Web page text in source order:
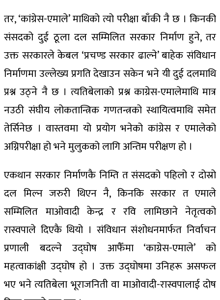
तर, ‘कांग्रेस-एमाले’ माथिको त्यो परीक्षा बाँकी नै छ । किनकी
संसदको दुई ठूला दल सम्मिलित सरकार निर्माण हुने, तर
उक्त सरकारले केबल ‘प्रचण्ड सरकार ढाल्ने’ बाहेक संविधान
निर्माणमा उल्लेख्य प्रगति देखाउन सकेन भने यी दुई दलमाथि
प्रश्न उठ्ने नै छ । त्यतिबेलाको प्रश्न काग्रेस-एमालेमाथि मात्र
नउठी संघीय लोकतान्त्रिक गणतन्त्रको स्थायित्वमाथि समेत
तेर्सिनेछ । वास्तवमा यो प्रयोग भनेको कांग्रेस र एमालेको
अग्निपरीक्षा हो भने मुलुकको लागि अन्तिम परीक्षण हो ।
एकथान सरकार निर्माणकै निम्ति त संसदको पहिलो र दोस्रो
दल मिल्न जरुरी थिएन नै, किनकि सरकार त एमाले
सम्मिलित माओवादी केन्द्र र रवि लामिछाने नेतृत्वको
रास्वपाले दिएकै थियो । संविधान संशोधनमार्फत निर्वाचन
प्रणाली बदल्ने उद्घोष आफैँमा ‘काग्रेस-एमाले’ को
महत्वाकांक्षी उद्घोष हो । उक्त उद्घोषमा उनिहरू असफल
भए भने त्यतिबेला भूराजनिती वा माओवादी-रास्वपालाई दोष